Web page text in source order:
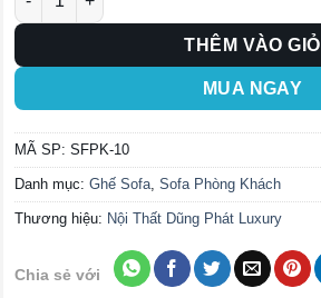
THÊM VÀO GIỎ
MUA NGAY
MÃ SP: SFPK-10
Danh mục: Ghế Sofa, Sofa Phòng Khách
Thương hiệu: Nội Thất Dũng Phát Luxury
Chia sẻ với